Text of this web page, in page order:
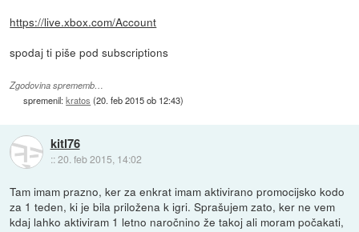
https://live.xbox.com/Account
spodaj ti piše pod subscriptions
Zgodovina sprememb…
spremenil:kratos (20. feb 2015 ob 12:43)
kitl76
::20. feb 2015, 14:02
Tam imam prazno, ker za enkrat imam aktivirano promocijsko kodo
za 1 teden, ki je bila priložena k igri. Sprašujem zato, ker ne vem
kdaj lahko aktiviram 1 letno naročnino že takoj ali moram počakati,